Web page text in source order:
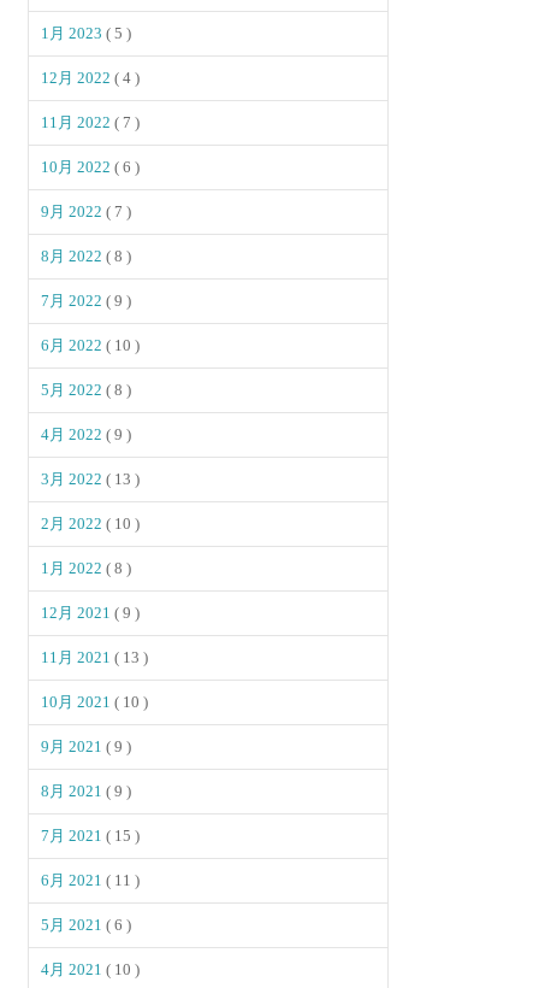
1月 2023( 5 )
12月 2022( 4 )
11月 2022( 7 )
10月 2022( 6 )
9月 2022( 7 )
8月 2022( 8 )
7月 2022( 9 )
6月 2022( 10 )
5月 2022( 8 )
4月 2022( 9 )
3月 2022( 13 )
2月 2022( 10 )
1月 2022( 8 )
12月 2021( 9 )
11月 2021( 13 )
10月 2021( 10 )
9月 2021( 9 )
8月 2021( 9 )
7月 2021( 15 )
6月 2021( 11 )
5月 2021( 6 )
4月 2021( 10 )